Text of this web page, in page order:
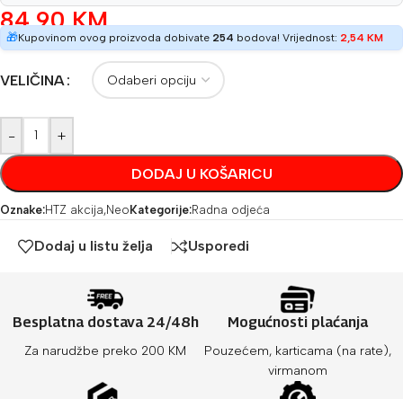
84,90KM
🎁Kupovinom ovog proizvoda dobivate 254 bodova! Vrijednost: 2,54 KM
VELIČINA
- +
DODAJ U KOŠARICU
Oznake:HTZ akcija,Neo Kategorije:Radna odjeća
Dodaj u listu želja Usporedi
Besplatna dostava 24/48h
Za narudžbe preko 200 KM
Mogućnosti plaćanja
Pouzećem, karticama (na rate),
virmanom